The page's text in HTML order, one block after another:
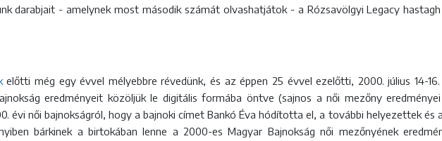
darabjait - amelynek most második számát olvashatjátok - a Rózsavölgyi Legacy
előtti még egy évvel mélyebbre révedünk, és az éppen 25 évvel ezelőtti, 2000. július 14-
eredményeit közöljük le digitális formába öntve (sajnos a női mezőny
évi női bajnokságról, hogy a bajnoki címet Bankó Éva hódította el, a további helyezettek és
bárkinek a birtokában lenne a 2000-es Magyar Bajnokság női mezőnyének